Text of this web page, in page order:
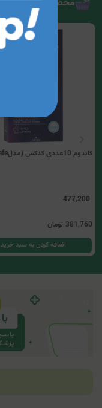
محصولات مرتبط
20%
کاندوم 10عددی کدکس (مدلUltra Safe)
477,200
381,760 تومان
اضافه کردن به سبد خرید